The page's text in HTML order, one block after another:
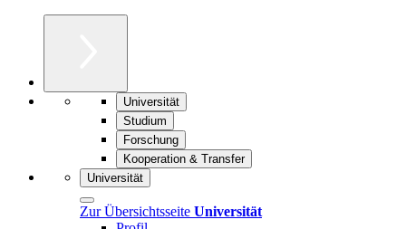
Universität
Studium
Forschung
Kooperation & Transfer
Universität
Zur Übersichtsseite Universität